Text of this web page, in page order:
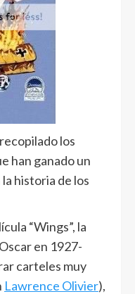
los
han ganado un
la historia de los
“Wings”, la
en 1927-
carteles muy
Lawrence Olivier),